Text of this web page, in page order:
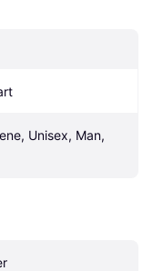
Unisex, Man,